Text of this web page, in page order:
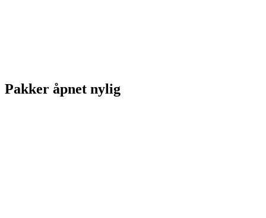
Pakker åpnet nylig